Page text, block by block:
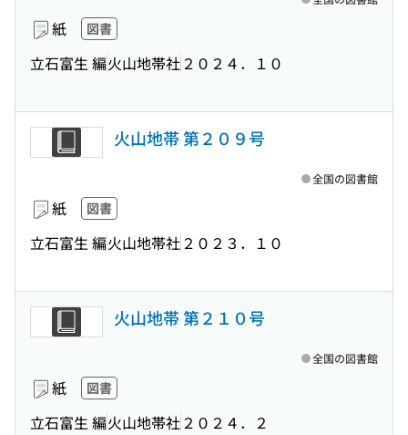
紙 図書
立石富生 編火山地帯社 ２０２４．１０
火山地帯 第２０９号
紙 図書
立石富生 編火山地帯社 ２０２３．１０
全国の図書館
火山地帯 第２１０号
紙 図書
立石富生 編火山地帯社 ２０２４．２
全国の図書館